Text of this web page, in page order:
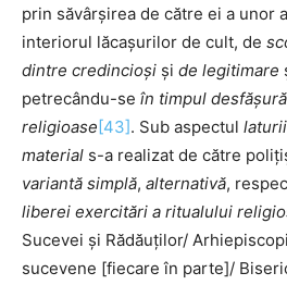
prin săvârșirea de către ei a unor
interiorul lăcașurilor de cult, de
dintre credincioși și de legitimare
petrecându-se în timpul
religioase [43]. Sub aspectul
material s-a realizat de către
variantă simplă, alternativă,
liberei exercitări a ritualului
Sucevei și Rădăuților/
sucevene [fiecare în parte]/